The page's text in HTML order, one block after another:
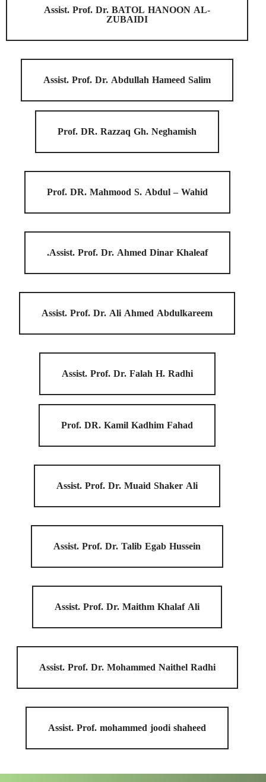
Assist. Prof. Dr. BATOL HANOON AL-
ZUBAIDI
Assist. Prof. Dr. Abdullah Hameed Salim
Prof. DR. Razzaq Gh. Neghamish
Prof. DR. Mahmood S. Abdul – Wahid
Assist. Prof. Dr. Ahmed Dinar Khaleaf.
Assist. Prof. Dr. Ali Ahmed Abdulkareem
Assist. Prof. Dr. Falah H. Radhi
Prof. DR. Kamil Kadhim Fahad
Assist. Prof. Dr. Muaid Shaker Ali
Assist. Prof. Dr. Talib Egab Hussein
Assist. Prof. Dr. Maithm Khalaf Ali
Assist. Prof. Dr. Mohammed Naithel Radhi
Assist. Prof. mohammed joodi shaheed